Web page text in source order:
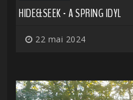
HIDE&SEEK - A SPRING IDYL
22 mai 2024